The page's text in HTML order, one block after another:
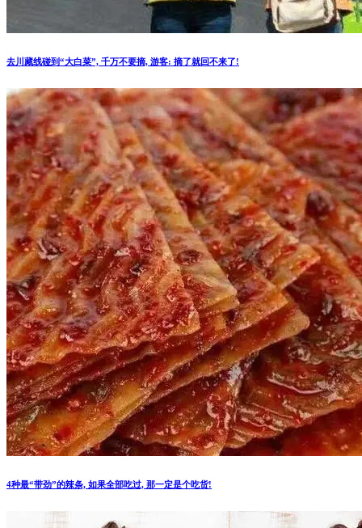
去川藏线碰到“大白菜”, 千万不要摘, 游客: 摘了就回不来了!
4种最“带劲”的辣条, 如果全部吃过, 那一定是个吃货!